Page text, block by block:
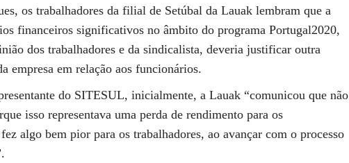
os trabalhadores da filial de Setúbal da Lauak lembram que a
financeiros significativos no âmbito do programa Portugal2020,
dos trabalhadores e da sindicalista, deveria justificar outra
empresa em relação aos funcionários.
do SITESUL, inicialmente, a Lauak “comunicou que não
isso representava uma perda de rendimento para os
algo bem pior para os trabalhadores, ao avançar com o processo